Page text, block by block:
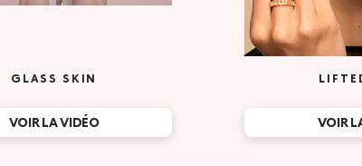
GLASS SKIN
VOIR LA VIDÉO VOIR